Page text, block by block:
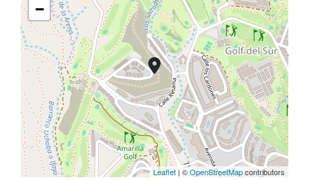
−
Leaflet | ©OpenStreetMapcontributors